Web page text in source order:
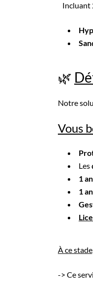
Incluant
🌿
Notre
Vous
Les
1
1
À ce
-> Ce